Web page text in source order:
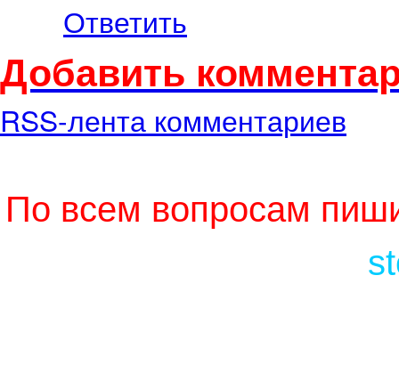
Ответить
Добавить
RSS-лента комментариев
По всем вопросам